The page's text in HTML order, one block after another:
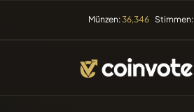
Münzen:36,346 Stimmen: